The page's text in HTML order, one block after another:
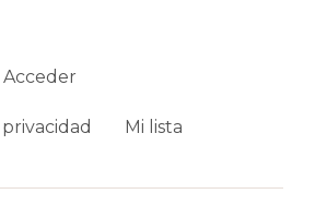
Acceder
Mi lista